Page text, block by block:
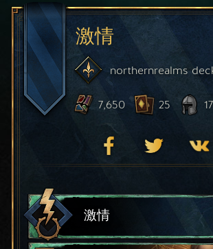
激情
northernrealms
7,650 25 17
激情